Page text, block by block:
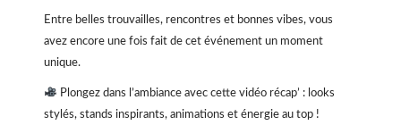
Entre belles trouvailles, rencontres et bonnes vibes, vous
avez encore une fois fait de cet événement un moment
unique.
Plongez dans l’ambiance avec cette vidéo récap’ : looks
stylés, stands inspirants, animations et énergie au top !